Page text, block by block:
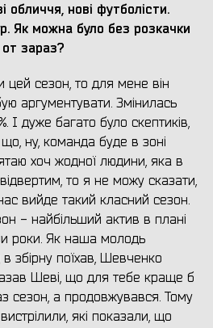
обличчя, нові футболісти.
Як можна було без розкачки
зараз?
цей сезон, то для мене він
аргументувати. Змінилась
дуже багато було скептиків,
що, ну, команда буде в зоні
хоч жодної людини, яка в
то я не можу сказати,
вийде такий класний сезон.
- найбільший актив в плані
роки. Як наша молодь
в збірну поїхав, Шевченко
Шеві, що для тебе краще б
сезон, а продовжувався. Тому
вистрілили, які показали, що